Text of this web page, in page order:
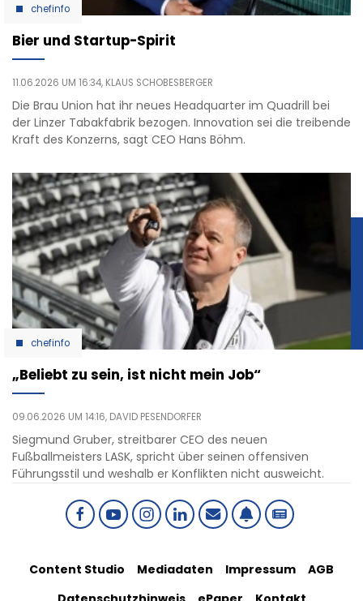
chefinfo
Bier und Startup-Spirit
11.06.2026 UM 16:34, KLAUS SCHOBESBERGER
Die Brau Union hat ihr neues Headquarter im Quadrill bei
der Linzer Tabakfabrik bezogen. Innovation sei die treibende
Kraft des Konzerns, sagt CEO Hans Böhm.
chefinfo
„Beliebt zu sein, ist nicht mein Job“
09.06.2026 UM 14:16, DAVID PESENDORFER
Siegmund Gruber, streitbarer CEO des neuen
Fußballmeisters LASK, spricht über seinen offensiven
Führungsstil und weshalb er Konflikten nicht ausweicht.
links
Footer
Content Studio Mediadaten Impressum
AGB